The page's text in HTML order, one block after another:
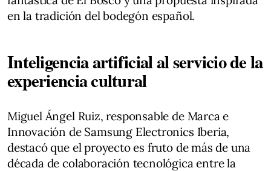
en la tradición del bodegón español.
Inteligencia artificial al servicio de la
experiencia cultural
Miguel Ángel Ruiz, responsable de Marca e
Innovación de Samsung Electronics Iberia,
destacó que el proyecto es fruto de más de una
década de colaboración tecnológica entre la